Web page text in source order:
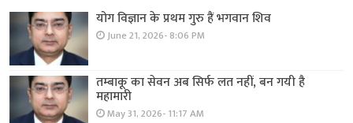
योग विज्ञान के प्रथम गुरु हैं भगवान शिव
June 21, 2026- 8:06 PM
तम्बाकू का सेवन अब सिर्फ लत नहीं, बन गयी है
महामारी
May 31, 2026- 11:17 AM